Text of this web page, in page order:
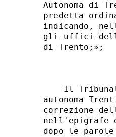
Autonoma di
predetta
indicando,
gli uffici della
di Trento;»;
Il
autonoma
correzione
nell'epigrafe
dopo le